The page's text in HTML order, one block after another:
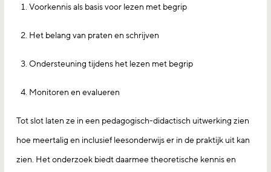
Voorkennis als basis voor lezen met begrip
Het belang van praten en schrijven
Ondersteuning tijdens het lezen met begrip
Monitoren en evalueren
Tot slot laten ze in een pedagogisch-didactisch uitwerking zien
hoe meertalig en inclusief leesonderwijs er in de praktijk uit kan
zien. Het onderzoek biedt daarmee theoretische kennis en